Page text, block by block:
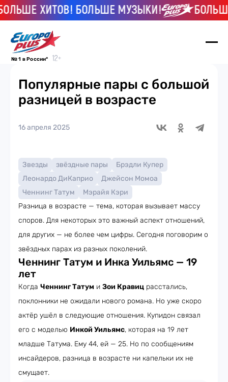
ХИТОВ! БОЛЬШЕ МУЗЫКИ! БОЛЬШЕ
№ 1 в России*
Популярные пары с большой
разницей в возрасте
16 апреля 2025
Звезды звёздные пары
Брэдли Купер
Леонардо ДиКаприо
Джейсон Момоа
Ченнинг Татум
Мэрайя Кэри
Разница в возрасте — тема, которая вызывает массу
споров. Для некоторых это важный аспект отношений,
для других — не более чем цифры. Сегодня поговорим о
звёздных парах из разных поколений.
Ченнинг Татум и Инка Уильямс — 19
лет
Когда Ченнинг Татум и Зои Кравиц расстались,
поклонники не ожидали нового романа. Но уже скоро
актёр ушёл в следующие отношения. Купидон связал
его с моделью Инкой Уильямс, которая на 19 лет
младше Татума. Ему 44, ей — 25. Но по сообщениям
инсайдеров, разница в возрасте ни капельки их не
смущает.